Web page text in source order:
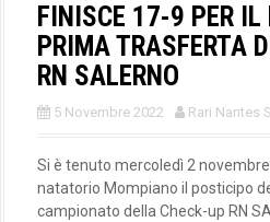
FINISCE 17-9 PER IL
PRIMA TRASFERTA
RN SALERNO
5 Novembre 2022 Rari Nantes
Si è tenuto mercoledì 2
natatorio Mompiano il posticipo
campionato della Check-up RN